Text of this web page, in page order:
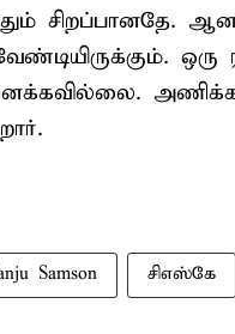
சிறப்பானதே.
ஒரு
Samson சிஎஸ்கே